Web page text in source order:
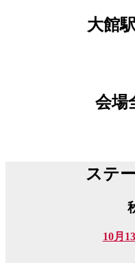
大館
会場
ステ
10月